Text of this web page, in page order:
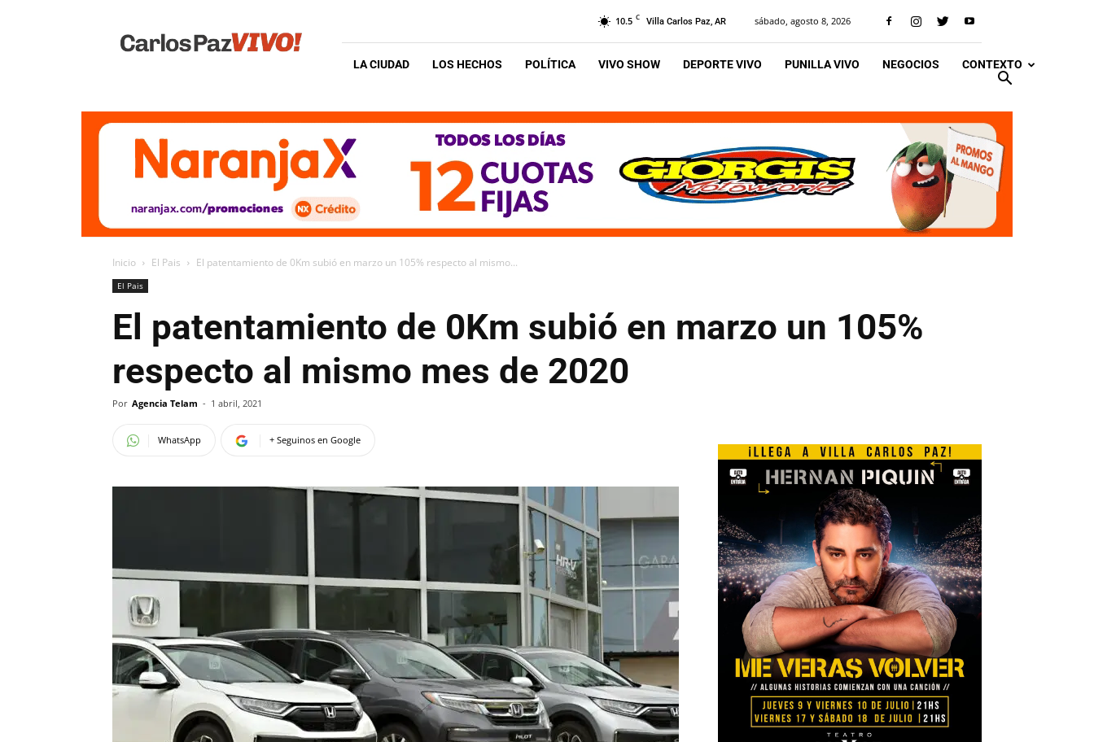
Vivo
10.5 C Villa Carlos Paz, AR sábado, agosto 8, 2026
LA CIUDAD LOS HECHOS POLÍTICA VIVO SHOW DEPORTE VIVO PUNILLA VIVO NEGOCIOS CONTEXTO
Inicio El Pais El patentamiento de 0Km subió en marzo un 105% respecto al mismo...
El Pais
El patentamiento de 0Km subió en marzo un 105%
respecto al mismo mes de 2020
Por Agencia Telam - 1 abril, 2021
WhatsApp + Seguinos en Google